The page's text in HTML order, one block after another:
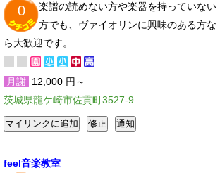
0
楽譜の読めない方や楽器を持っていない
方でも、ヴァイオリンに興味のある方な
ら大歓迎です。
月謝 12,000 円～
茨城県龍ケ崎市佐貫町3527-9
feel音楽教室